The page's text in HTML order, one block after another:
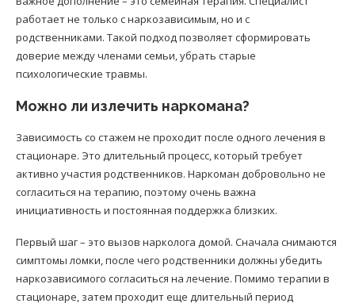
работает не только с наркозависимым, но и с
родственниками. Такой подход позволяет сформировать
доверие между членами семьи, убрать старые
психологические травмы.
Можно ли излечить наркомана?
Зависимость со стажем не проходит после одного лечения в
стационаре. Это длительный процесс, который требует
активно участия родственников. Наркоман добровольно не
согласиться на терапию, поэтому очень важна
инициативность и постоянная поддержка близких.
Первый шаг – это вызов нарколога домой. Сначала снимаются
симптомы ломки, после чего родственники должны убедить
наркозависимого согласиться на лечение. Помимо терапии в
стационаре, затем проходит еще длительный период